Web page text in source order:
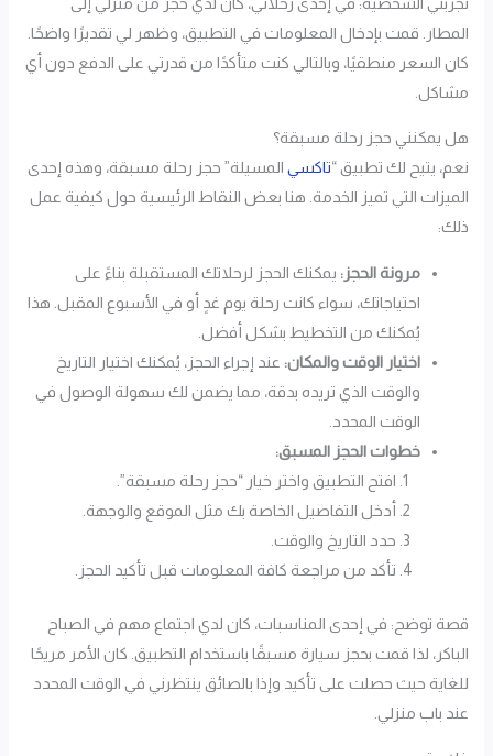
المطار. قمت بإدخال المعلومات في التطبيق، وظهر لي تقديرًا واضحًا.
كان السعر منطقيًا، وبالتالي كنت متأكدًا من قدرتي على الدفع دون أي
مشاكل.
هل يمكنني حجز رحلة مسبقة؟
نعم، يتيح لك تطبيق “تاكسي المسيلة” حجز رحلة مسبقة، وهذه إحدى
الميزات التي تميز الخدمة. هنا بعض النقاط الرئيسية حول كيفية عمل
ذلك:
مرونة الحجز: يمكنك الحجز لرحلاتك المستقبلة بناءً على
احتياجاتك، سواء كانت رحلة يوم غدٍ أو في الأسبوع المقبل. هذا
يُمكنك من التخطيط بشكل أفضل.
اختيار الوقت والمكان: عند إجراء الحجز، يُمكنك اختيار التاريخ
والوقت الذي تريده بدقة، مما يضمن لك سهولة الوصول في
الوقت المحدد.
خطوات الحجز المسبق:
افتح التطبيق واختر خيار “حجز رحلة مسبقة”.
أدخل التفاصيل الخاصة بك مثل الموقع والوجهة.
حدد التاريخ والوقت.
تأكد من مراجعة كافة المعلومات قبل تأكيد الحجز.
قصة توضح: في إحدى المناسبات، كان لدي اجتماع مهم في الصباح
الباكر، لذا قمت بحجز سيارة مسبقًا باستخدام التطبيق. كان الأمر مريحًا
للغاية حيث حصلت على تأكيد وإذا بالصائق ينتظرني في الوقت المحدد
عند باب منزلي.